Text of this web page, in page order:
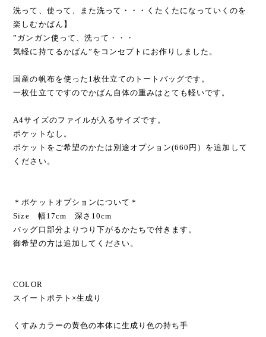
洗って、使って、また洗って・・・くたくたになっていくのを
楽しむかばん】
”ガンガン使って、洗って・・・
気軽に持てるかばん”をコンセプトにお作りしました。
国産の帆布を使った1枚仕立てのトートバッグです。
一枚仕立てですのでかばん自体の重みはとても軽いです。
A4サイズのファイルが入るサイズです。
ポケットなし。
ポケットをご希望のかたは別途オプション(660円）を追加して
ください。
＊ポケットオプションについて＊
Size 幅17cm 深さ10cm
バッグ口部分よりつり下がるかたちで付きます。
御希望の方は追加してください。
COLOR
スイートポテト×生成り
くすみカラーの黄色の本体に生成り色の持ち手